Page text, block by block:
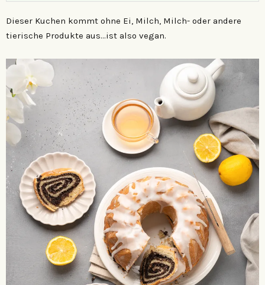
Dieser Kuchen kommt ohne Ei, Milch, Milch- oder andere
tierische Produkte aus…ist also vegan.